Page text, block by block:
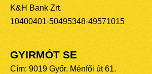
K&H Bank Zrt.
10400401-50495348-49571015
GYIRMÓT SE
Cím: 9019 Győr, Ménfői út 61.